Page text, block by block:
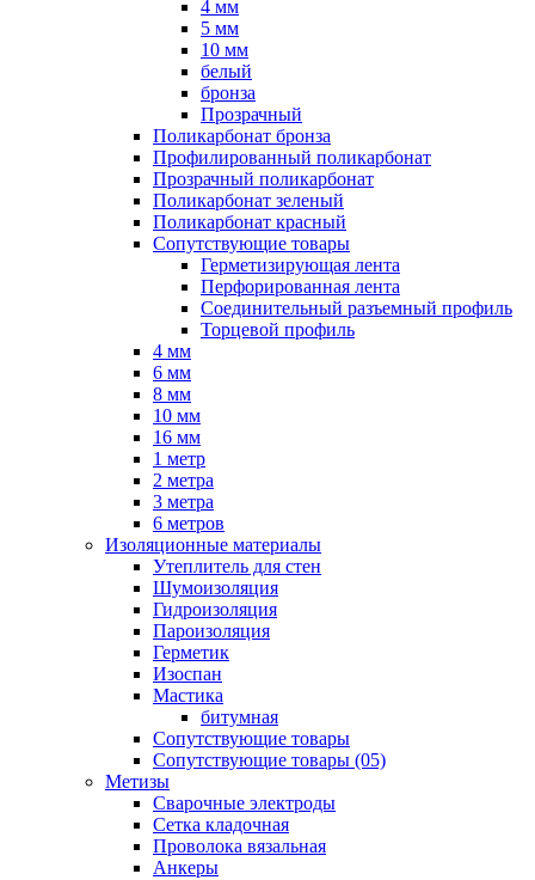
4 мм
5 мм
10 мм
белый
бронза
Прозрачный
Поликарбонат бронза
Профилированный поликарбонат
Прозрачный поликарбонат
Поликарбонат зеленый
Поликарбонат красный
Сопутствующие товары
Герметизирующая лента
Перфорированная лента
Соединительный разъемный профиль
Торцевой профиль
4 мм
6 мм
8 мм
10 мм
16 мм
1 метр
2 метра
3 метра
6 метров
Изоляционные материалы
Утеплитель для стен
Шумоизоляция
Гидроизоляция
Пароизоляция
Герметик
Изоспан
Мастика
битумная
Сопутствующие товары
Сопутствующие товары (05)
Метизы
Сварочные электроды
Сетка кладочная
Проволока вязальная
Анкеры